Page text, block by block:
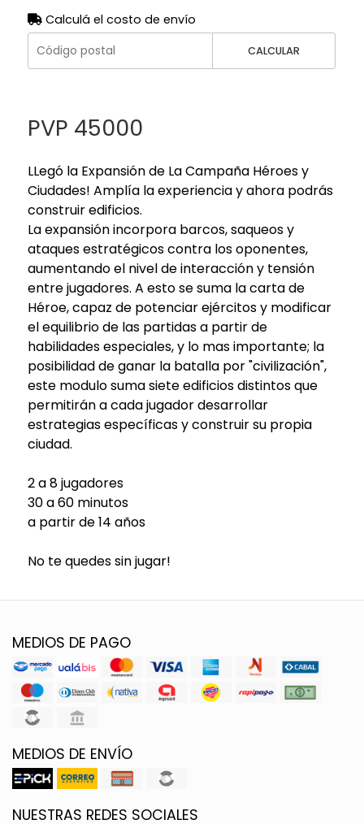
Calculá el costo de envío
CALCULAR
PVP 45000
LLegó la Expansión de La Campaña Héroes y
Ciudades! Amplía la experiencia y ahora podrás
construir edificios.
La expansión incorpora barcos, saqueos y
ataques estratégicos contra los oponentes,
aumentando el nivel de interacción y tensión
entre jugadores. A esto se suma la carta de
Héroe, capaz de potenciar ejércitos y modificar
el equilibrio de las partidas a partir de
habilidades especiales, y lo mas importante; la
posibilidad de ganar la batalla por "civilización",
este modulo suma siete edificios distintos que
permitirán a cada jugador desarrollar
estrategias específicas y construir su propia
ciudad.
2 a 8 jugadores
30 a 60 minutos
a partir de 14 años
No te quedes sin jugar!
MEDIOS DE PAGO
MEDIOS DE ENVÍO
NUESTRAS REDES SOCIALES